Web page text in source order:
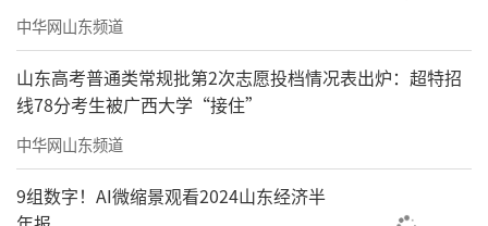
中华网山东频道
山东高考普通类常规批第2次志愿投档情况表出炉：超特招
线78分考生被广西大学“接住”
中华网山东频道
9组数字！AI微缩景观看2024山东经济半